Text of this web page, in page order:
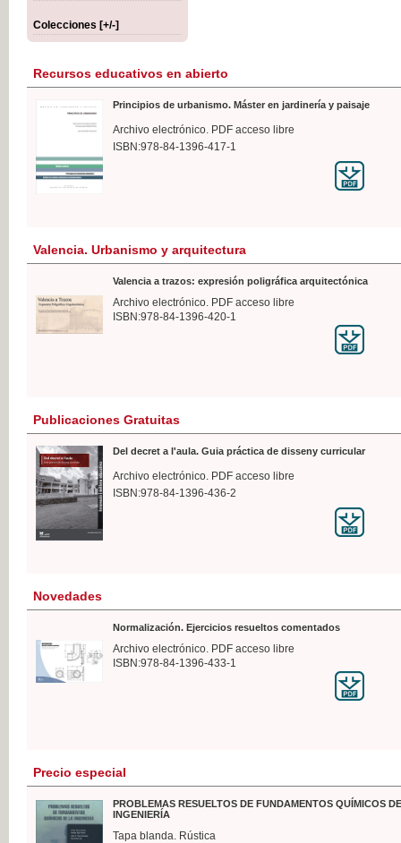
Colecciones [+/-]
Recursos educativos en abierto
Principios de urbanismo. Máster en jardinería y paisaje
Archivo electrónico. PDF acceso libre
ISBN:978-84-1396-417-1
Valencia. Urbanismo y arquitectura
Valencia a trazos: expresión poligráfica arquitectónica
Archivo electrónico. PDF acceso libre
ISBN:978-84-1396-420-1
Publicaciones Gratuitas
Del decret a l'aula. Guia práctica de disseny curricular
Archivo electrónico. PDF acceso libre
ISBN:978-84-1396-436-2
Novedades
Normalización. Ejercicios resueltos comentados
Archivo electrónico. PDF acceso libre
ISBN:978-84-1396-433-1
Precio especial
PROBLEMAS RESUELTOS DE FUNDAMENTOS QUÍMICOS
INGENIERÍA
Tapa blanda. Rústica